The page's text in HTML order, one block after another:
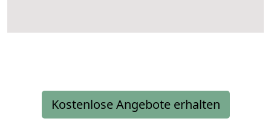
Kostenlose Angebote erhalten